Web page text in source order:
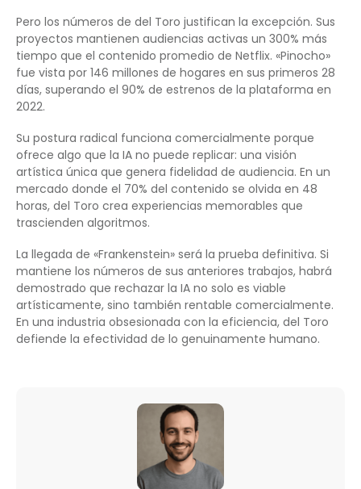
Pero los números de del Toro justifican la excepción. Sus
proyectos mantienen audiencias activas un 300% más
tiempo que el contenido promedio de Netflix. «Pinocho»
fue vista por 146 millones de hogares en sus primeros 28
días, superando el 90% de estrenos de la plataforma en
2022.
Su postura radical funciona comercialmente porque
ofrece algo que la IA no puede replicar: una visión
artística única que genera fidelidad de audiencia. En un
mercado donde el 70% del contenido se olvida en 48
horas, del Toro crea experiencias memorables que
trascienden algoritmos.
La llegada de «Frankenstein» será la prueba definitiva. Si
mantiene los números de sus anteriores trabajos, habrá
demostrado que rechazar la IA no solo es viable
artísticamente, sino también rentable comercialmente.
En una industria obsesionada con la eficiencia, del Toro
defiende la efectividad de lo genuinamente humano.